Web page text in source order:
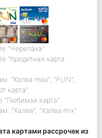
"Черепаха"
"Кредитная карта
"Халва max", "FUN",
карта"
"Любимая карта"
"Халва", "Халва mix"
картами рассрочек из